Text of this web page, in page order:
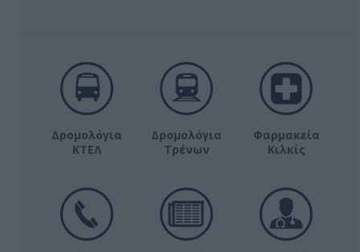
Δρομολόγια
ΚΤΕΛ
Δρομολόγια
Τρένων
Φαρμακεία
Κιλκίς